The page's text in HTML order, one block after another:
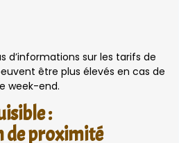
d’informations sur les tarifs de
être plus élevés en cas de
week-end.
:
de proximité